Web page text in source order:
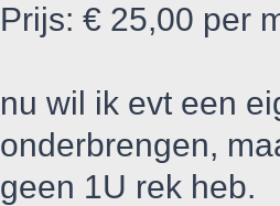
Prijs: € 25,00 per
nu wil ik evt een
onderbrengen,
geen 1U rek heb.